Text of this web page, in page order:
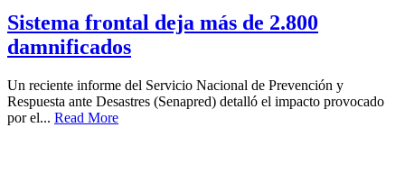
Sistema frontal deja más de 2.800
damnificados
Un reciente informe del Servicio Nacional de Prevención y
Respuesta ante Desastres (Senapred) detalló el impacto provocado
por el... Read More